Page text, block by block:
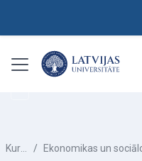
Sānu panelis
Kursi